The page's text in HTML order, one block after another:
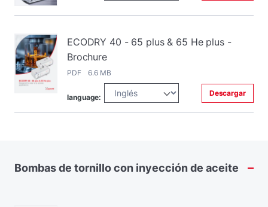
ECODRY 40 - 65 plus & 65 He plus -
Brochure
PDF 6.6 MB
language: Descargar
Bombasde tornillocon inyecciónde aceite